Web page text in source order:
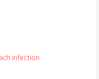
infection